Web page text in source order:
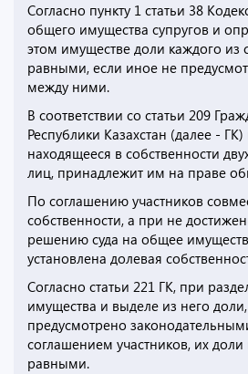
Согласно пункту 1 статьи 38
общего имущества супругов и
этом имуществе доли каждого из
равными, если иное не
между ними.
В соответствии со статьи 209
Республики Казахстан (далее -
находящееся в собственности
лиц, принадлежит им на праве
По соглашению участников
собственности, а при не
решению суда на общее
установлена долевая
Согласно статьи 221 ГК, при
имущества и выделе из него
предусмотрено
соглашением участников, их
равными.